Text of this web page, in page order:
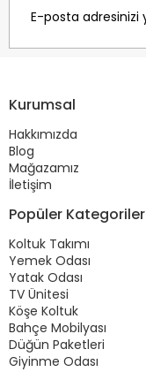
Kurumsal
Hakkımızda
Blog
Mağazamız
İletişim
Popüler Kategoriler
Koltuk Takımı
Yemek Odası
Yatak Odası
TV Ünitesi
Köşe Koltuk
Bahçe Mobilyası
Düğün Paketleri
Giyinme Odası